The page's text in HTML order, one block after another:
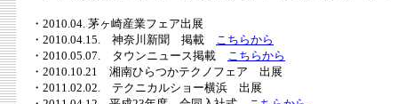
・2010.04. 茅ヶ崎産業フェア出展
・2010.04.15. 神奈川新聞 掲載 こちらから
・2010.05.07. タウンニュース掲載 こちらから
・2010.10.21 湘南ひらつかテクノフェア 出展
・2011.02.02. テクニカルショー横浜 出展